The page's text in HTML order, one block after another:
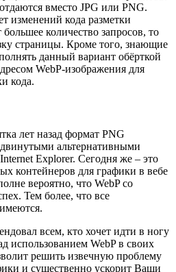
вместо JPG или PNG.
изменений кода разметки
количество запросов, то
страницы. Кроме того, знающие
данный вариант обёрткой
WebP-изображения для
кода.
лет назад формат PNG
альтернативными
Explorer. Сегодня же – это
контейнеров для графики в вебе
вероятно, что WebP со
Тем более, что все
всем, кто хочет идти в ногу
использованием WebP в своих
решить извечную проблему
и существенно ускорит Ваши